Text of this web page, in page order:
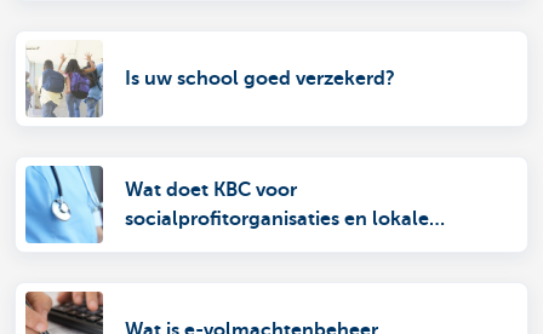
Is uw school goed verzekerd?
Wat doet KBC voor
socialprofitorganisaties en lokale